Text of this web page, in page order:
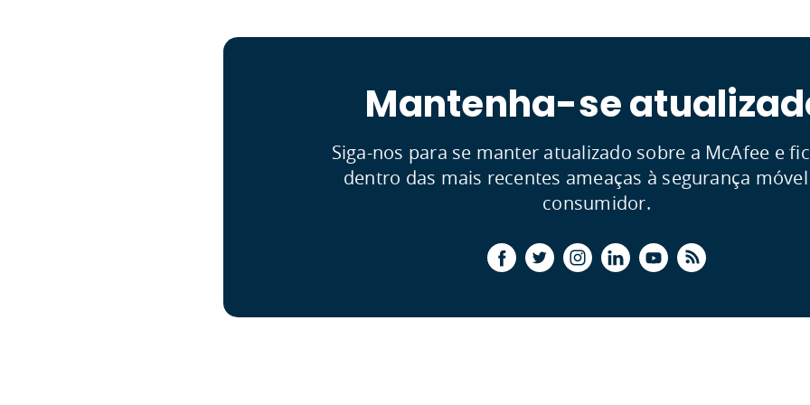
Mantenha-se
Siga-nos para se manter atualizado sobre a McAfee e
dentro das mais recentes ameaças à segurança
consumidor.